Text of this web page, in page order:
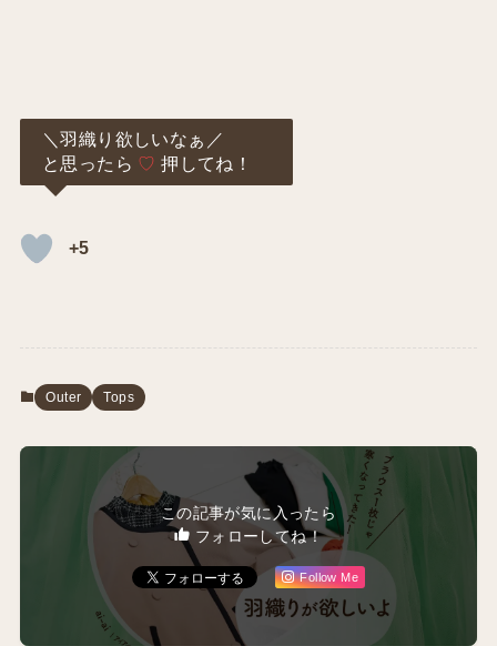
＼羽織り欲しいなぁ／
と思ったら ♡ 押してね！
+5
Outer Tops
この記事が気に入ったら
フォローしてね！
Follow Me